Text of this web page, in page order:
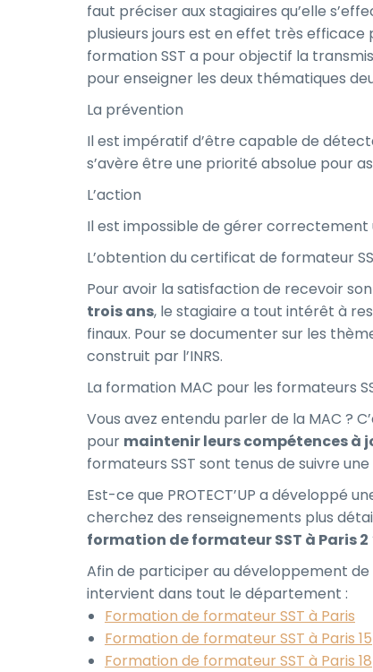
faut préciser aux stagiaires qu’elle
plusieurs jours est en effet très efficace
formation SST a pour objectif la
pour enseigner les deux thématiques
La prévention
Il est impératif d’être capable de
s’avère être une priorité absolue pour
L’action
Il est impossible de gérer correctement
L’obtention du certificat de formateur
Pour avoir la satisfaction de recevoir
trois ans, le stagiaire a tout intérêt à
finaux. Pour se documenter sur les
construit par l’INRS.
La formation MAC pour les formateurs
Vous avez entendu parler de la MAC ?
pour maintenir leurs compétences à
formateurs SST sont tenus de suivre
Est-ce que PROTECT’UP a développé
cherchez des renseignements plus
formation de formateur SST à Paris 2
Afin de participer au développement de
intervient dans tout le département :
Formation de formateur SST à Paris
Formation de formateur SST à Paris 15
Formation de formateur SST à Paris 18